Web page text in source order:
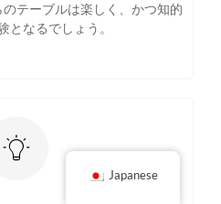
テーブルは楽しく、かつ知的
となるでしょう。
Japanese